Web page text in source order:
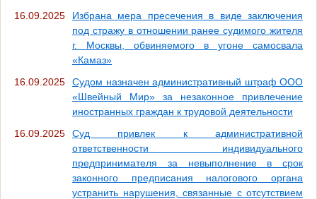
16.09.2025
Избрана мера пресечения в виде заключения
под стражу в отношении ранее судимого жителя
г. Москвы, обвиняемого в угоне самосвала
«Камаз»
16.09.2025
Судом назначен административный штраф ООО
«Швейный Мир» за незаконное привлечение
иностранных граждан к трудовой деятельности
16.09.2025
Суд привлек к административной
ответственности индивидуального
предпринимателя за невыполнение в срок
законного предписания налогового органа
устранить нарушения, связанные с отсутствием